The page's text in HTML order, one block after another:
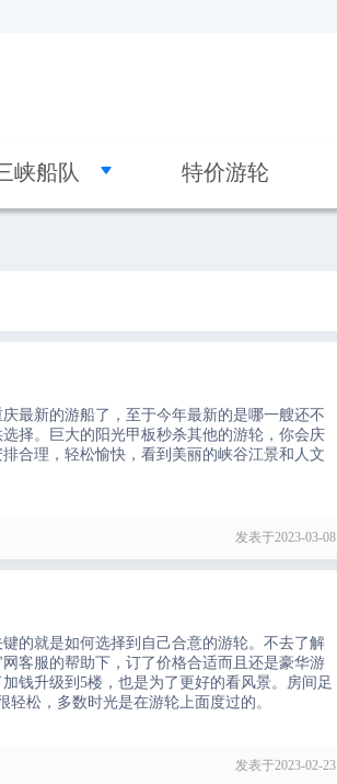
峡船队  特价游轮
最新的游船了，至于今年最新的是哪一艘还不
择。巨大的阳光甲板秒杀其他的游轮，你会庆
合理，轻松愉快，看到美丽的峡谷江景和人文
发表于2023-03-08
的就是如何选择到自己合意的游轮。不去了解
客服的帮助下，订了价格合适而且还是豪华游
钱升级到5楼，也是为了更好的看风景。房间足
松，多数时光是在游轮上面度过的。
发表于2023-02-23